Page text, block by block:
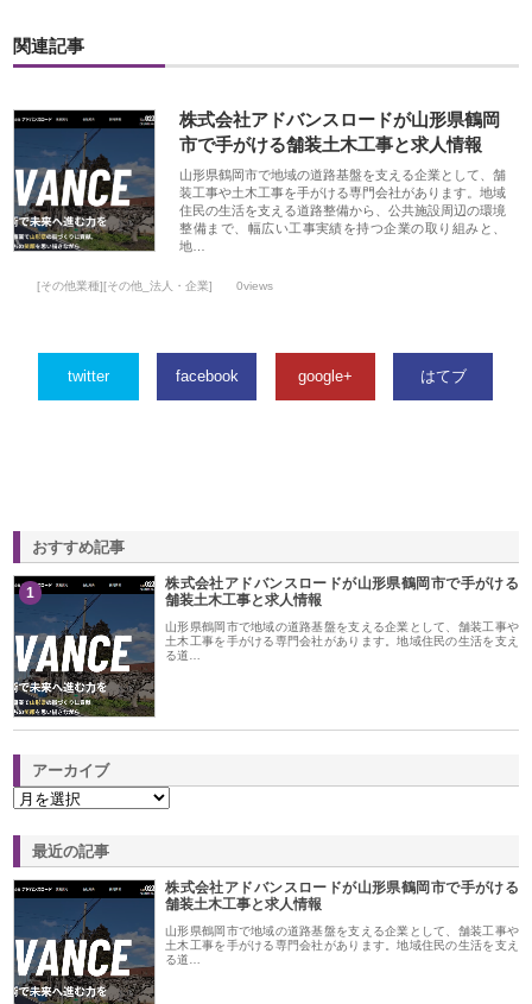
関連記事
株式会社アドバンスロードが山形県鶴岡
市で手がける舗装土木工事と求人情報
山形県鶴岡市で地域の道路基盤を支える企業として、舗
装工事や土木工事を手がける専門会社があります。地域
住民の生活を支える道路整備から、公共施設周辺の環境
整備まで、幅広い工事実績を持つ企業の取り組みと、
地…
[その他業種][その他_法人・企業] 0views
twitter facebook google+ はてブ
おすすめ記事
1
株式会社アドバンスロードが山形県鶴岡市で手がける
舗装土木工事と求人情報
山形県鶴岡市で地域の道路基盤を支える企業として、舗装工事や
土木工事を手がける専門会社があります。地域住民の生活を支え
る道…
アーカイブ
最近の記事
株式会社アドバンスロードが山形県鶴岡市で手がける
舗装土木工事と求人情報
山形県鶴岡市で地域の道路基盤を支える企業として、舗装工事や
土木工事を手がける専門会社があります。地域住民の生活を支え
る道…